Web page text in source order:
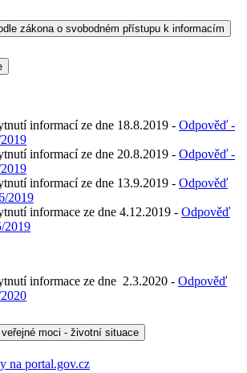
zákona o svobodném přístupu k informacím
informací ze dne 18.8.2019 - Odpověď -
informací ze dne 20.8.2019 - Odpověď -
informací ze dne 13.9.2019 - Odpověď
2019
informace ze dne 4.12.2019 - Odpověď
2019
informace ze dne 2.3.2020 - Odpověď
moci - životní situace
na portal.gov.cz